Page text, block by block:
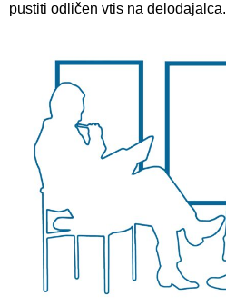
pustiti odličen vtis na delodajalca.